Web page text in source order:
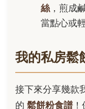
絲 ，煎成
當點心或
我的私房鬆
接下來分享幾款
的 鬆餅粉食譜！